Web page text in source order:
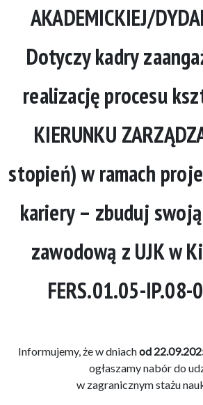
AKADEMICKIEJ/
Dotyczy kadry
realizację procesu
KIERUNKU
stopień) w ramach
kariery – zbuduj
zawodową z UJK w
FERS.01.05-
Informujemy, że w dniachod
ogłaszamy nabór do
w zagranicznym stażu